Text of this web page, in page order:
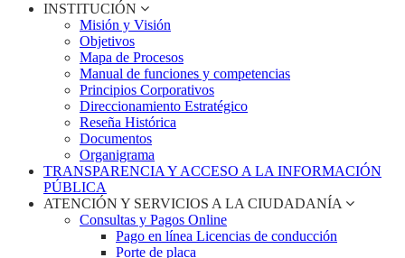
INSTITUCIÓN
Misión y Visión
Objetivos
Mapa de Procesos
Manual de funciones y competencias
Principios Corporativos
Direccionamiento Estratégico
Reseña Histórica
Documentos
Organigrama
TRANSPARENCIA Y ACCESO A LA INFORMACIÓN
PÚBLICA
ATENCIÓN Y SERVICIOS A LA CIUDADANÍA
Consultas y Pagos Online
Pago en línea Licencias de conducción
Porte de placa